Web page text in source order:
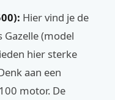
Hier vind je de
(model
hier sterke
aan een
motor. De